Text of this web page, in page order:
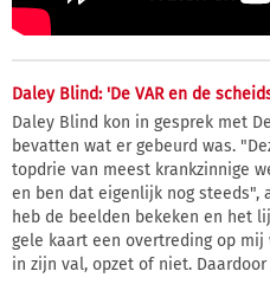
Daley Blind: 'De VAR en de
Daley Blind kon in gesprek met
bevatten wat er gebeurd was.
topdrie van meest krankzinnige
en ben dat eigenlijk nog steeds",
heb de beelden bekeken en het
gele kaart een overtreding op
in zijn val, opzet of niet.